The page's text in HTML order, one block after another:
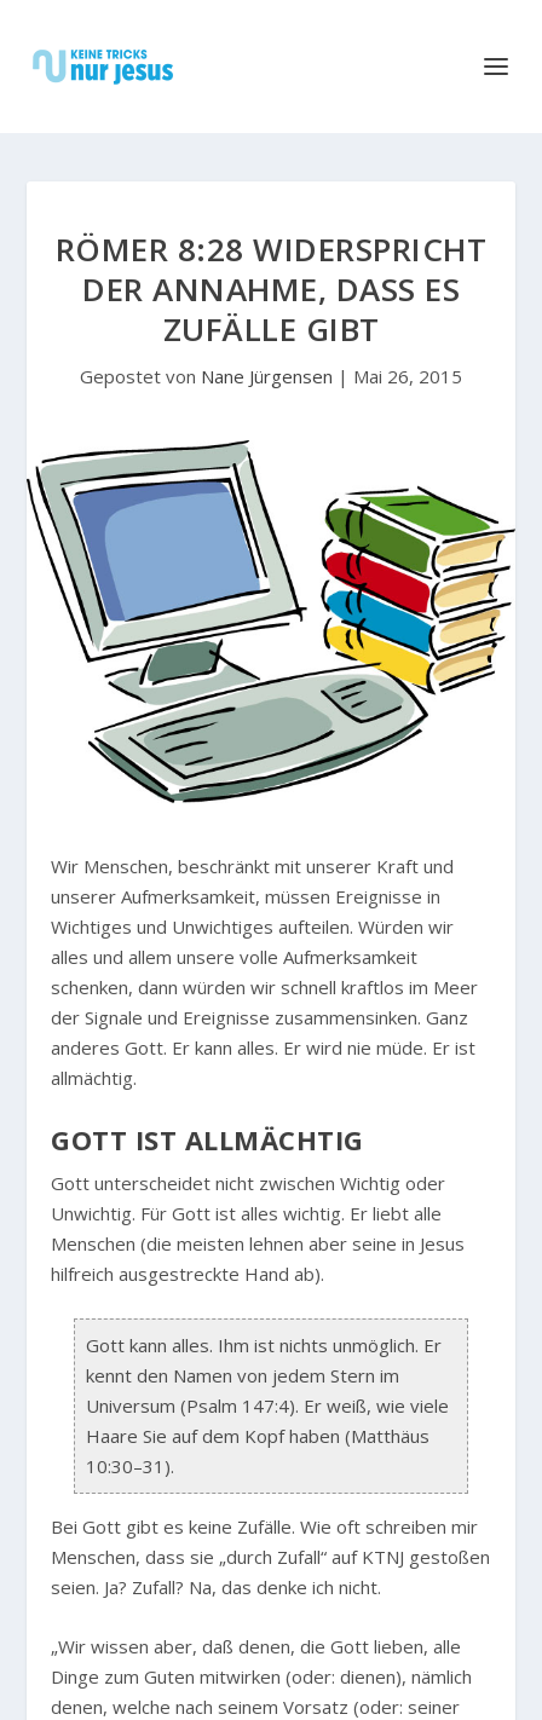
RÖMER 8:28 WIDERSPRICHT
DER ANNAHME, DASS ES
ZUFÄLLE GIBT
Gepostet von Nane Jürgensen | Mai 26, 2015
Wir Menschen, beschränkt mit unserer Kraft und
unserer Aufmerksamkeit, müssen Ereignisse in
Wichtiges und Unwichtiges aufteilen. Würden wir
alles und allem unsere volle Aufmerksamkeit
schenken, dann würden wir schnell kraftlos im Meer
der Signale und Ereignisse zusammensinken. Ganz
anderes Gott. Er kann alles. Er wird nie müde. Er ist
allmächtig.
GOTT IST ALLMÄCHTIG
Gott unterscheidet nicht zwischen Wichtig oder
Unwichtig. Für Gott ist alles wichtig. Er liebt alle
Menschen (die meisten lehnen aber seine in Jesus
hilfreich ausgestreckte Hand ab).
Gott kann alles. Ihm ist nichts unmöglich. Er
kennt den Namen von jedem Stern im
Universum (Psalm 147:4). Er weiß, wie viele
Haare Sie auf dem Kopf haben (Matthäus
10:30–31).
Bei Gott gibt es keine Zufälle. Wie oft schreiben mir
Menschen, dass sie „durch Zufall“ auf KTNJ gestoßen
seien. Ja? Zufall? Na, das denke ich nicht.
„Wir wissen aber, daß denen, die Gott lieben, alle
Dinge zum Guten mitwirken (oder: dienen), nämlich
denen, welche nach seinem Vorsatz (oder: seiner